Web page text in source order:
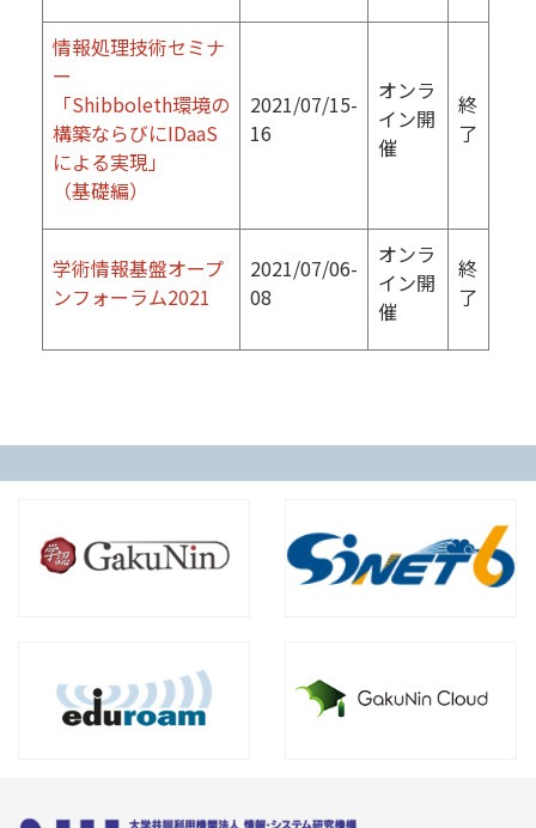
情報処理技術セミナ
ー
「Shibboleth環境の
構築ならびにIDaaS
による実現」
（基礎編）
2021/07/15-
16
オンラ
イン開
催
終
了
学術情報基盤オープ
ンフォーラム2021
2021/07/06-
08
オンラ
イン開
催
終
了